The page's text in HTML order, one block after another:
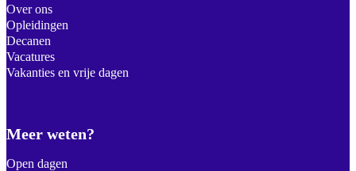
Over ons
Opleidingen
Decanen
Vacatures
Vakanties en vrije dagen
Meer weten?
Open dagen